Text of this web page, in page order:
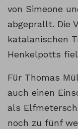
von Simeone
abgeprallt. Die
katalanischen
Henkelpotts
Für Thomas
auch einen
als
noch zu fünf